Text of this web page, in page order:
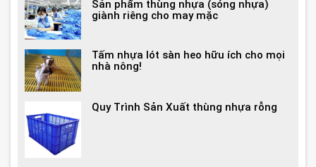
Sản phẩm thùng nhựa (sóng nhựa)
giành riêng cho may mặc
Tấm nhựa lót sàn heo hữu ích cho mọi
nhà nông!
Quy Trình Sản Xuất thùng nhựa rỗng